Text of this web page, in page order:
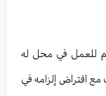
للعمل في محل له
مع افتراض إلزامه في